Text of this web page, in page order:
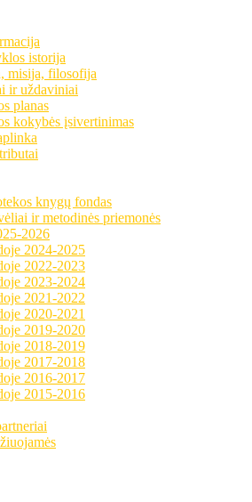
istorija
misija, filosofija
ir uždaviniai
planas
kokybės įsivertinimas
knygų fondas
ir metodinės priemonės
2026
2024-2025
2022-2023
2023-2024
2021-2022
2020-2021
2019-2020
2018-2019
2017-2018
2016-2017
2015-2016